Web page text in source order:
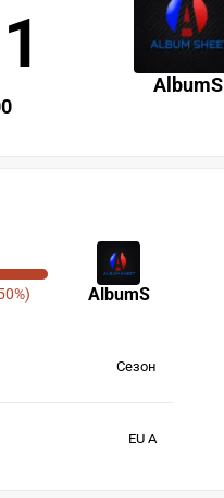
AlbumS
1
AlbumS
Сезон
EU A